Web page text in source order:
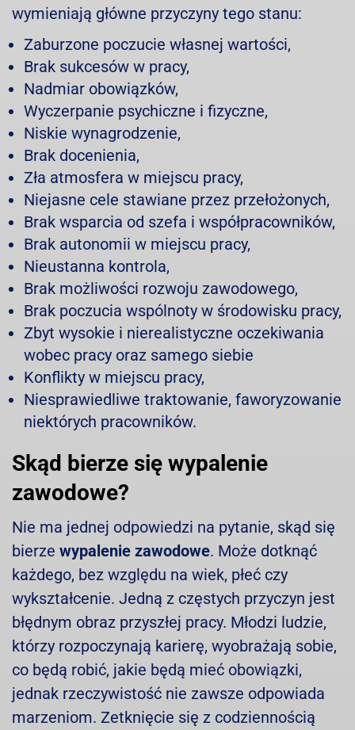
wymieniają główne przyczyny tego stanu:
Zaburzone poczucie własnej wartości,
Brak sukcesów w pracy,
Nadmiar obowiązków,
Wyczerpanie psychiczne i fizyczne,
Niskie wynagrodzenie,
Brak docenienia,
Zła atmosfera w miejscu pracy,
Niejasne cele stawiane przez przełożonych,
Brak wsparcia od szefa i współpracowników,
Brak autonomii w miejscu pracy,
Nieustanna kontrola,
Brak możliwości rozwoju zawodowego,
Brak poczucia wspólnoty w środowisku pracy,
Zbyt wysokie i nierealistyczne oczekiwania
wobec pracy oraz samego siebie
Konflikty w miejscu pracy,
Niesprawiedliwe traktowanie, faworyzowanie
niektórych pracowników.
Skąd bierze się wypalenie
zawodowe?
Nie ma jednej odpowiedzi na pytanie, skąd się
bierze wypalenie zawodowe. Może dotknąć
każdego, bez względu na wiek, płeć czy
wykształcenie. Jedną z częstych przyczyn jest
błędnym obraz przyszłej pracy. Młodzi ludzie,
którzy rozpoczynają karierę, wyobrażają sobie,
co będą robić, jakie będą mieć obowiązki,
jednak rzeczywistość nie zawsze odpowiada
marzeniom. Zetknięcie się z codziennością